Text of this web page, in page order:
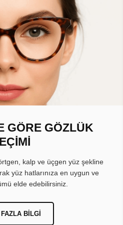
GÖRE GÖZLÜK
kalp ve üçgen yüz şekline
yüz hatlarınıza en uygun ve
elde edebilirsiniz.
BILGI